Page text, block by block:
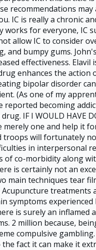
recommendations
IC is really a chronic
works for everyone, IC
allow IC to consider
and bumpy gums.
effectiveness.
enhances the
bipolar disorder
(As one of my
reported becoming
IF I WOULD HAVE
merely one and help
troops will fortunately
in interpersonal
of co-morbidity along
is certainly not an
main techniques tear
Acupuncture
symptoms
is surely an inflamed
2 million because,
compulsive
fact it can make it